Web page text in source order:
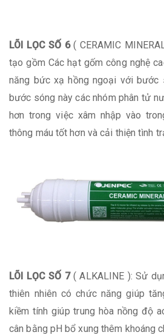
LÕI LỌC SỐ 6( CERAMIC
tạo gồm Các hạt gốm công nghệ
năng bức xạ hồng ngoại với bước
bước sóng này các nhóm phân tử
hơn trong việc xâm nhập vào
thông máu tốt hơn và cải thiện tình
LÕI LỌC SỐ 7( ALKALINE ): Sử
thiên nhiên có chức năng giúp
kiềm tính giúp trung hòa nồng độ
cân bằng pH bổ xung thêm khoáng